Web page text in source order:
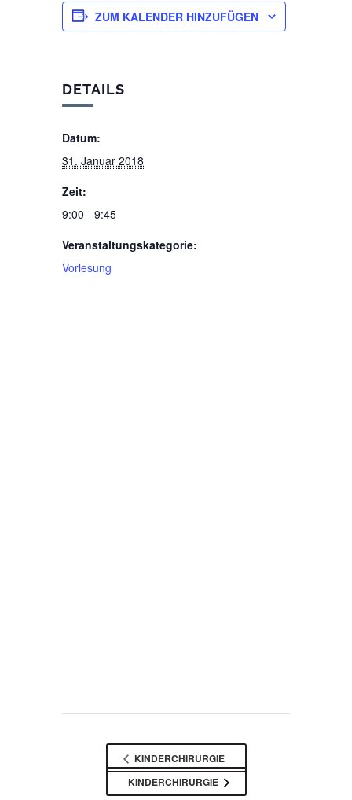
ZUM KALENDER HINZUFÜGEN
DETAILS
Datum:
31. Januar 2018
Zeit:
9:00 - 9:45
Veranstaltungskategorie:
Vorlesung
KINDERCHIRURGIE
KINDERCHIRURGIE